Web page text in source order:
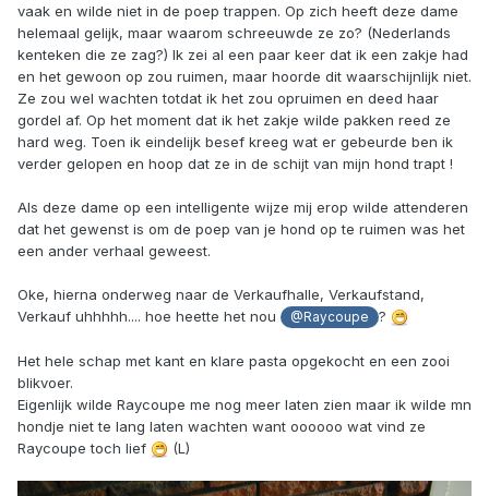
vaak en wilde niet in de poep trappen. Op zich heeft deze dame
helemaal gelijk, maar waarom schreeuwde ze zo? (Nederlands
kenteken die ze zag?) Ik zei al een paar keer dat ik een zakje had
en het gewoon op zou ruimen, maar hoorde dit waarschijnlijk niet.
Ze zou wel wachten totdat ik het zou opruimen en deed haar
gordel af. Op het moment dat ik het zakje wilde pakken reed ze
hard weg. Toen ik eindelijk besef kreeg wat er gebeurde ben ik
verder gelopen en hoop dat ze in de schijt van mijn hond trapt !
Als deze dame op een intelligente wijze mij erop wilde attenderen
dat het gewenst is om de poep van je hond op te ruimen was het
een ander verhaal geweest.
Oke, hierna onderweg naar de Verkaufhalle, Verkaufstand,
Verkauf uhhhhh.... hoe heette het nou
@Raycoupe ?
Het hele schap met kant en klare pasta opgekocht en een zooi
blikvoer.
Eigenlijk wilde Raycoupe me nog meer laten zien maar ik wilde mn
hondje niet te lang laten wachten want oooooo wat vind ze
Raycoupe toch lief
(L)